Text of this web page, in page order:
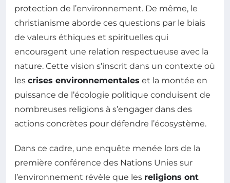
protection de l’environnement. De même, le
christianisme aborde ces questions par le biais
de valeurs éthiques et spirituelles qui
encouragent une relation respectueuse avec la
nature. Cette vision s’inscrit dans un contexte où
les crises environnementales et la montée en
puissance de l’écologie politique conduisent de
nombreuses religions à s’engager dans des
actions concrètes pour défendre l’écosystème.
Dans ce cadre, une enquête menée lors de la
première conférence des Nations Unies sur
l’environnement révèle que les religions ont